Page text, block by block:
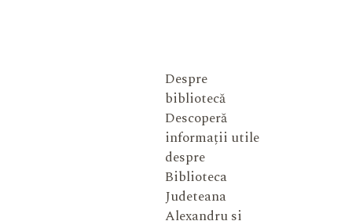
Despre
bibliotecă
Descoperă
informații utile
despre
Biblioteca
Judeteana
Alexandru si